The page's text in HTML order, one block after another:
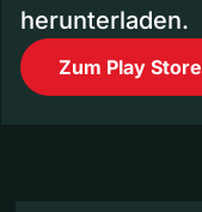
herunterladen.
Zum Play Store